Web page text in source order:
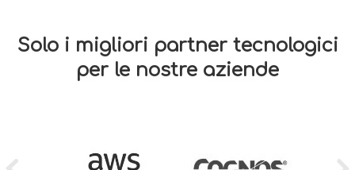
Solo i migliori partner tecnologici
per le nostre aziende